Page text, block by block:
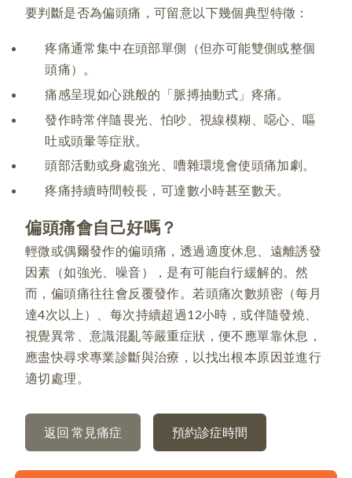
要判斷是否為偏頭痛，可留意以下幾個典型特徵：
疼痛通常集中在頭部單側（但亦可能雙側或整個
頭痛）。
痛感呈現如心跳般的「脈搏抽動式」疼痛。
發作時常伴隨畏光、怕吵、視線模糊、噁心、嘔
吐或頭暈等症狀。
頭部活動或身處強光、嘈雜環境會使頭痛加劇。
疼痛持續時間較長，可達數小時甚至數天。
偏頭痛會自己好嗎？
輕微或偶爾發作的偏頭痛，透過適度休息、遠離誘發
因素（如強光、噪音），是有可能自行緩解的。然
而，偏頭痛往往會反覆發作。若頭痛次數頻密（每月
達4次以上）、每次持續超過12小時，或伴隨發燒、
視覺異常、意識混亂等嚴重症狀，便不應單靠休息，
應盡快尋求專業診斷與治療，以找出根本原因並進行
適切處理。
返回 常見痛症 預約診症時間